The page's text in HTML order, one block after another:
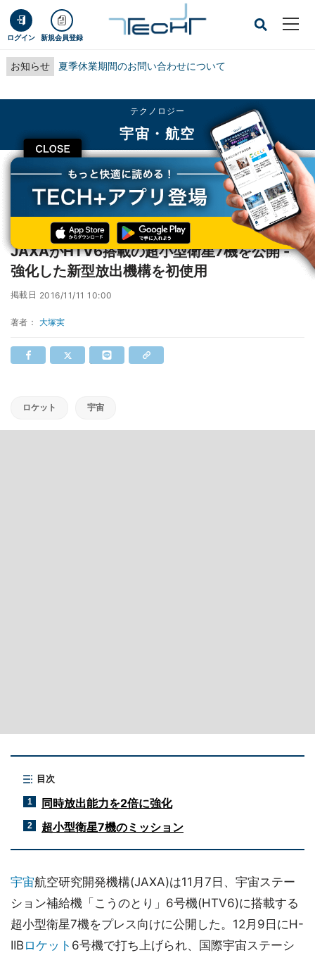
ログイン 新規会員登録
お知らせ 夏季休業期間のお問い合わせについて
CLOSE
テクノロジー
宇宙・航空
TECH+ テクノロジー
宇宙・航空
JAXAがHTV6搭載の超小型衛星7機を公開 - 強化した新型放出機構を初使用
JAXAがHTV6搭載の超小型衛星7機を公開 -
強化した新型放出機構を初使用
掲載日 2016/11/11 10:00
著者： 大塚実
ロケット 宇宙
目次
1 同時放出能力を2倍に強化
2 超小型衛星7機のミッション
宇宙航空研究開発機構(JAXA)は11月7日、宇宙ステー
ション補給機「こうのとり」6号機(HTV6)に搭載する
超小型衛星7機をプレス向けに公開した。12月9日にH-
IIB ロケット 6号機で打ち上げられ、国際宇宙ステーシ